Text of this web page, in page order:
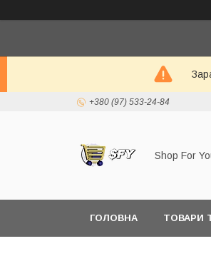
+380 (97) 533-24-84
Shop For
ГОЛОВНА ТОВАРИ